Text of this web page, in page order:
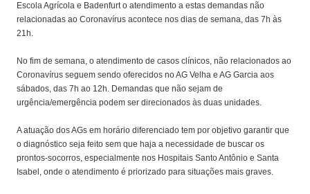
Escola Agrícola e Badenfurt o atendimento a estas demandas não
relacionadas ao Coronavírus acontece nos dias de semana, das 7h às
21h.
No fim de semana, o atendimento de casos clínicos, não relacionados ao
Coronavírus seguem sendo oferecidos no AG Velha e AG Garcia aos
sábados, das 7h ao 12h. Demandas que não sejam de
urgência/emergência podem ser direcionados às duas unidades.
A atuação dos AGs em horário diferenciado tem por objetivo garantir que
o diagnóstico seja feito sem que haja a necessidade de buscar os
prontos-socorros, especialmente nos Hospitais Santo Antônio e Santa
Isabel, onde o atendimento é priorizado para situações mais graves.